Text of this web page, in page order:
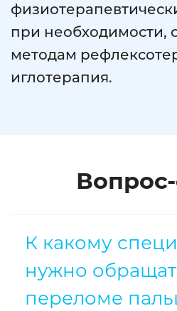
при необходимости,
методам
иглотерапия.
К какому
нужно
переломе